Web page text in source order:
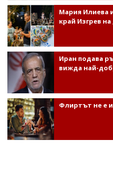
Мария Илиева
край Изгрев
Иран подава
вижда най-
Флиртът не е